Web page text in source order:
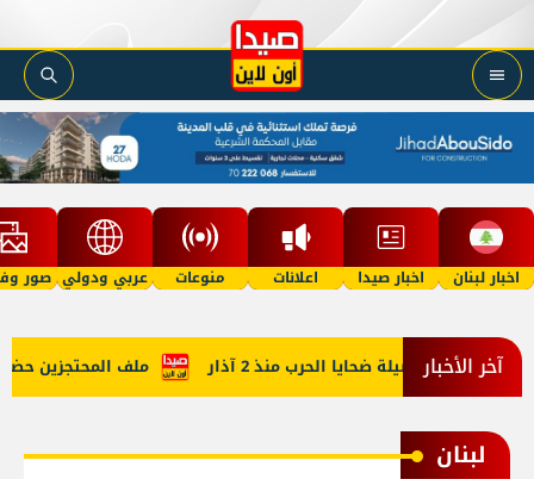
اخبار لبنان اخبار صيدا اعلانات منوعات عربي ودولي صور
آخر الأخبار ملف المحتجزين حضر إليكم حصيلة ضحايا الحرب منذ 2 آذار
لبنان